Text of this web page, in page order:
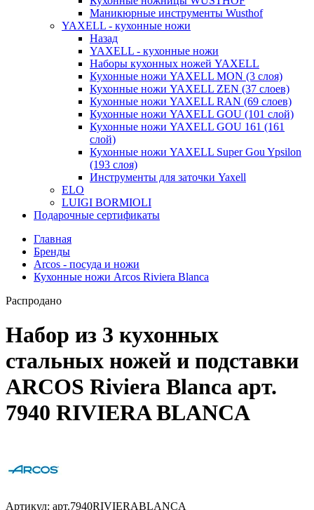
Маникюрные инструменты Wusthof
YAXELL - кухонные ножи
Назад
YAXELL - кухонные ножи
Наборы кухонных ножей YAXELL
Кухонные ножи YAXELL MON (3 слоя)
Кухонные ножи YAXELL ZEN (37 слоев)
Кухонные ножи YAXELL RAN (69 слоев)
Кухонные ножи YAXELL GOU (101 слой)
Кухонные ножи YAXELL GOU 161 (161
слой)
Кухонные ножи YAXELL Super Gou Ypsilon
(193 слоя)
Инструменты для заточки Yaxell
ELO
LUIGI BORMIOLI
Подарочные сертификаты
Главная
Бренды
Arcos - посуда и ножи
Кухонные ножи Arcos Riviera Blanca
Распродано
Набор из 3 кухонных
стальных ножей и подставки
ARCOS Riviera Blanca арт.
7940 RIVIERA BLANCA
Артикул: арт.7940RIVIERABLANCA